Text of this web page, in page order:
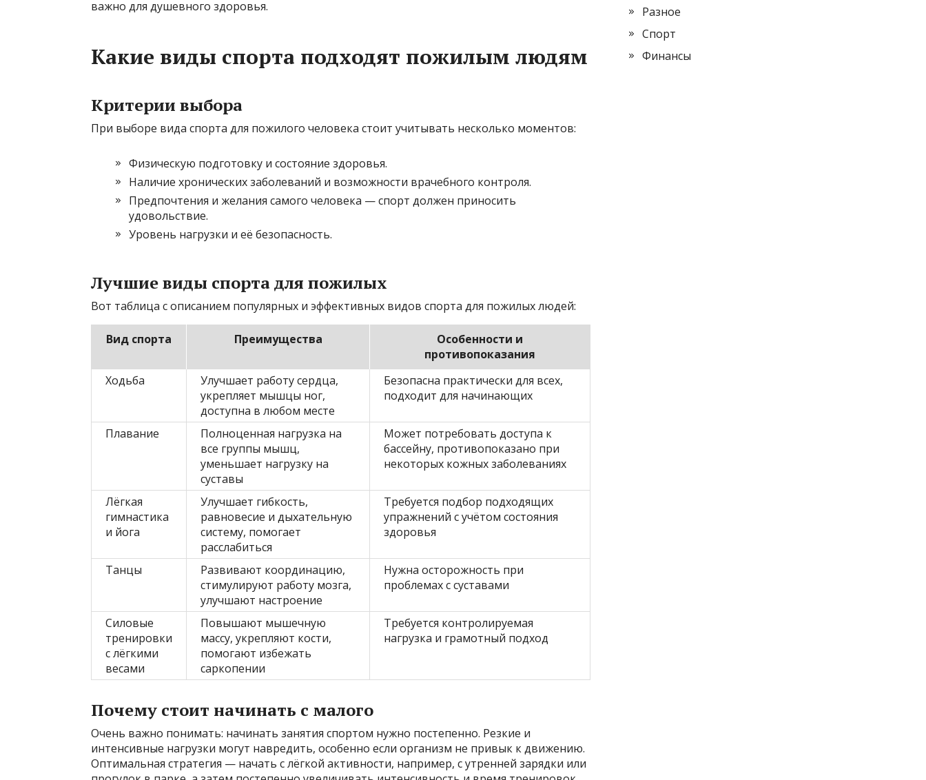
важно для душевного здоровья.
Какие виды спорта подходят пожилым людям
Критерии выбора
При выборе вида спорта для пожилого человека стоит учитывать несколько моментов:
Физическую подготовку и состояние здоровья.
Наличие хронических заболеваний и возможности врачебного контроля.
Предпочтения и желания самого человека — спорт должен приносить
удовольствие.
Уровень нагрузки и её безопасность.
Лучшие виды спорта для пожилых
Вот таблица с описанием популярных и эффективных видов спорта для пожилых людей:
Вид спорта Преимущества
Особенности и
противопоказания
Ходьба
Улучшает работу сердца,
укрепляет мышцы ног,
доступна в любом месте
Безопасна практически для всех,
подходит для начинающих
Плавание
Полноценная нагрузка на
все группы мышц,
уменьшает нагрузку на
суставы
Может потребовать доступа к
бассейну, противопоказано при
некоторых кожных заболеваниях
Лёгкая
гимнастика
и йога
Улучшает гибкость,
равновесие и дыхательную
систему, помогает
расслабиться
Требуется подбор подходящих
упражнений с учётом состояния
здоровья
Танцы
Развивают координацию,
стимулируют работу мозга,
улучшают настроение
Нужна осторожность при
проблемах с суставами
Силовые
тренировки
с лёгкими
весами
Повышают мышечную
массу, укрепляют кости,
помогают избежать
саркопении
Требуется контролируемая
нагрузка и грамотный подход
Почему стоит начинать с малого
Очень важно понимать: начинать занятия спортом нужно постепенно. Резкие и
интенсивные нагрузки могут навредить, особенно если организм не привык к движению.
Оптимальная стратегия — начать с лёгкой активности, например, с утренней зарядки или
Разное
Спорт
Финансы